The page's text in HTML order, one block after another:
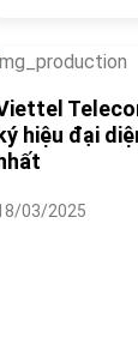
ký hiệu đại
03/2025